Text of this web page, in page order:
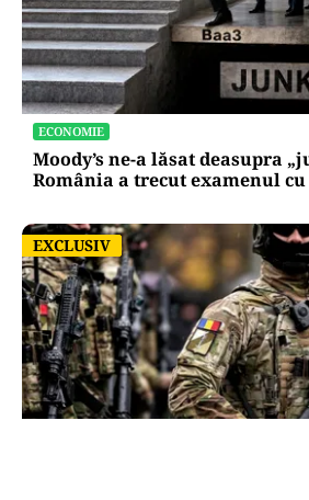
ECONOMIE
Moody’s ne-a lăsat deasupra
România a trecut examenul
EXCLUSIV
EXCLUSIV